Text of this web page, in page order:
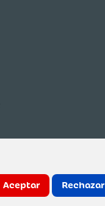
Aceptar Rechazar